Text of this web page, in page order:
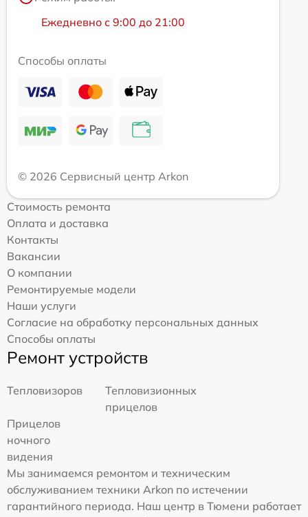
Ежедневно с 9:00 до 21:00
Способы оплаты
© 2026 Сервисный центр Arkon
Стоимость ремонта
Оплата и доставка
Контакты
Вакансии
О компании
Ремонтируемые модели
Наши услуги
Согласие на обработку персональных данных
Способы оплаты
Ремонт устройств
Тепловизоров
Тепловизионных
прицелов
Прицелов
ночного
видения
Мы занимаемся ремонтом и техническим
обслуживанием техники Arkon по истечении
гарантийного периода. Наш центр в Тюмени работает